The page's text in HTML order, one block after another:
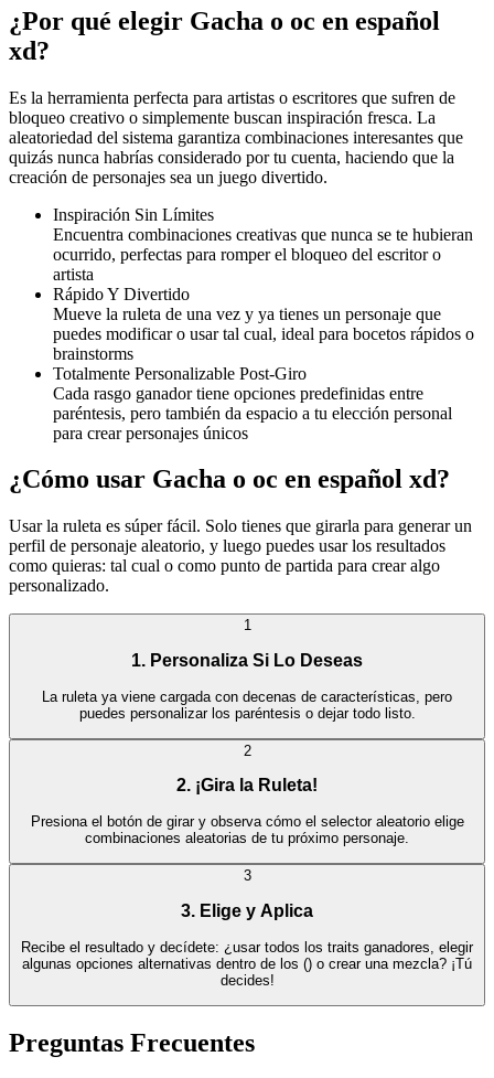
¿Por qué elegir Gacha o oc en español
xd?
Es la herramienta perfecta para artistas o escritores que sufren de
bloqueo creativo o simplemente buscan inspiración fresca. La
aleatoriedad del sistema garantiza combinaciones interesantes que
quizás nunca habrías considerado por tu cuenta, haciendo que la
creación de personajes sea un juego divertido.
Inspiración Sin Límites
Encuentra combinaciones creativas que nunca se te hubieran
ocurrido, perfectas para romper el bloqueo del escritor o
artista
Rápido Y Divertido
Mueve la ruleta de una vez y ya tienes un personaje que
puedes modificar o usar tal cual, ideal para bocetos rápidos o
brainstorms
Totalmente Personalizable Post-Giro
Cada rasgo ganador tiene opciones predefinidas entre
paréntesis, pero también da espacio a tu elección personal
para crear personajes únicos
¿Cómo usar Gacha o oc en español xd?
Usar la ruleta es súper fácil. Solo tienes que girarla para generar un
perfil de personaje aleatorio, y luego puedes usar los resultados
como quieras: tal cual o como punto de partida para crear algo
personalizado.
1
1. Personaliza Si Lo Deseas
La ruleta ya viene cargada con decenas de características, pero
puedes personalizar los paréntesis o dejar todo listo.
2
2. ¡Gira la Ruleta!
Presiona el botón de girar y observa cómo el selector aleatorio elige
combinaciones aleatorias de tu próximo personaje.
3
3. Elige y Aplica
Recibe el resultado y decídete: ¿usar todos los traits ganadores, elegir
algunas opciones alternativas dentro de los () o crear una mezcla? ¡Tú
decides!
Preguntas Frecuentes